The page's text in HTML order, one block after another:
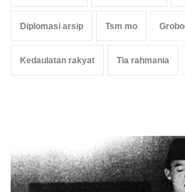
Diplomasi arsip Tsm mo
Kedaulatan rakyat Tia rahmania